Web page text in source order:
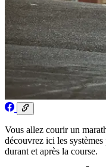
Vous allez courir un
découvrez ici les
durant et après la course.